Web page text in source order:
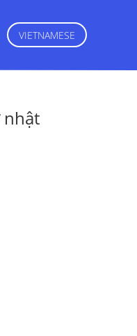
VIETNAMESE
nhật